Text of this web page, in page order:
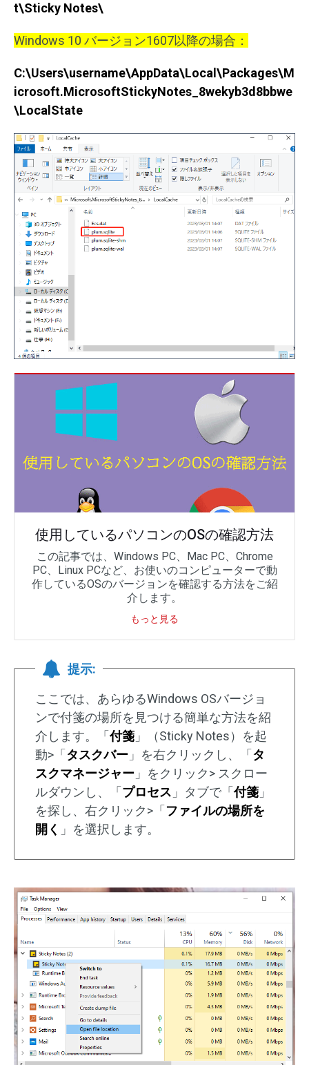
t\Sticky Notes\
Windows 10 バージョン1607以降の場合：
C:\Users\username\AppData\Local\Packages\M
icrosoft.MicrosoftStickyNotes_8wekyb3d8bbwe
\LocalState
使用しているパソコンのOSの確認方法
この記事では、Windows PC、Mac PC、Chrome
PC、Linux PCなど、お使いのコンピューターで動
作しているOSのバージョンを確認する方法をご紹
介します。
もっと見る
提示:
ここでは、あらゆるWindows OSバージョ
ンで付箋の場所を見つける簡単な方法を紹
介します。「付箋 」（Sticky Notes）を起
動>「タスクバー 」を右クリックし、「タ
スクマネージャー 」をクリック> スクロー
ルダウンし、「プロセス 」タブで「付箋 」
を探し、右クリック>「ファイルの場所を
開く 」を選択します。